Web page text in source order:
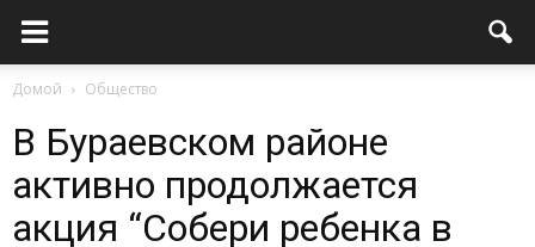
Домой Общество
В Бураевском районе
активно продолжается
акция “Собери ребенка в